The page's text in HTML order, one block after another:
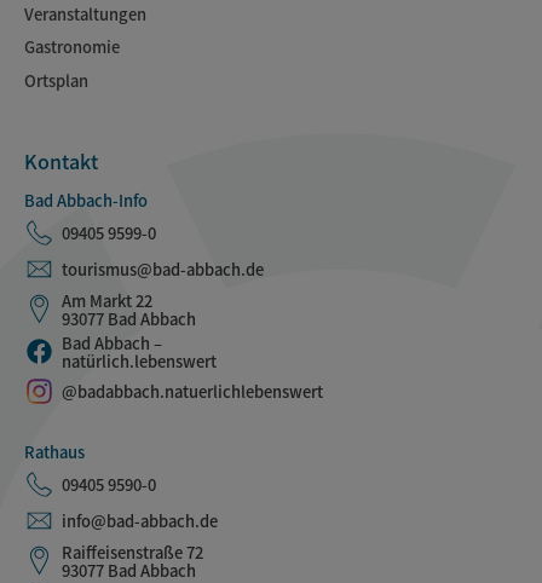
Veranstaltungen
Gastronomie
Ortsplan
Kontakt
Bad Abbach-Info
09405 9599-0
tourismus@bad-abbach.de
Am Markt 22
93077 Bad Abbach
Bad Abbach –
natürlich.lebenswert
@badabbach.natuerlichlebenswert
Rathaus
09405 9590-0
info@bad-abbach.de
Raiffeisenstraße 72
93077 Bad Abbach